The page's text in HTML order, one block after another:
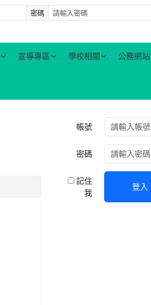
密碼
宣導專區 學校相關 公務網站
右邊區域內容
帳號
密碼
記住
我
登入